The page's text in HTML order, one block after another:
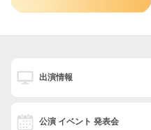
出演情報
公演 イベント 発表会